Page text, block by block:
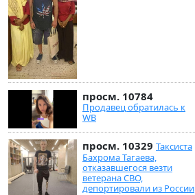
просм. 10784
Продавец обратилась к
WB
просм. 10329 Таксиста
Бахрома Тагаева,
отказавшегося везти
ветерана СВО,
депортировали из России